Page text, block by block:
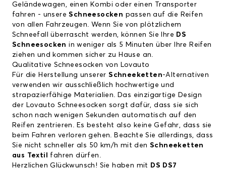
Geländewagen, einen Kombi oder einen Transporter
fahren - unsereSchneesocken passen auf die Reifen
von allen Fahrzeugen. Wenn Sie von plötzlichem
Schneefall überrascht werden, können Sie Ihre DS
Schneesocken in weniger als 5 Minuten über Ihre Reifen
ziehen und kommen sicher zu Hause an.
Qualitative Schneesocken von Lovauto
Für die Herstellung unsererSchneeketten-Alternativen
verwenden wir ausschließlich hochwertige und
strapazierfähige Materialien. Das einzigartige Design
der Lovauto Schneesocken sorgt dafür, dass sie sich
schon nach wenigen Sekunden automatisch auf den
Reifen zentrieren. Es besteht also keine Gefahr, dass sie
beim Fahren verloren gehen. Beachte Sie allerdings, dass
Sie nicht schneller als 50 km/h mit den Schneeketten
aus Textil
fahren dürfen.
Herzlichen Glückwunsch! Sie haben mit DS DS7